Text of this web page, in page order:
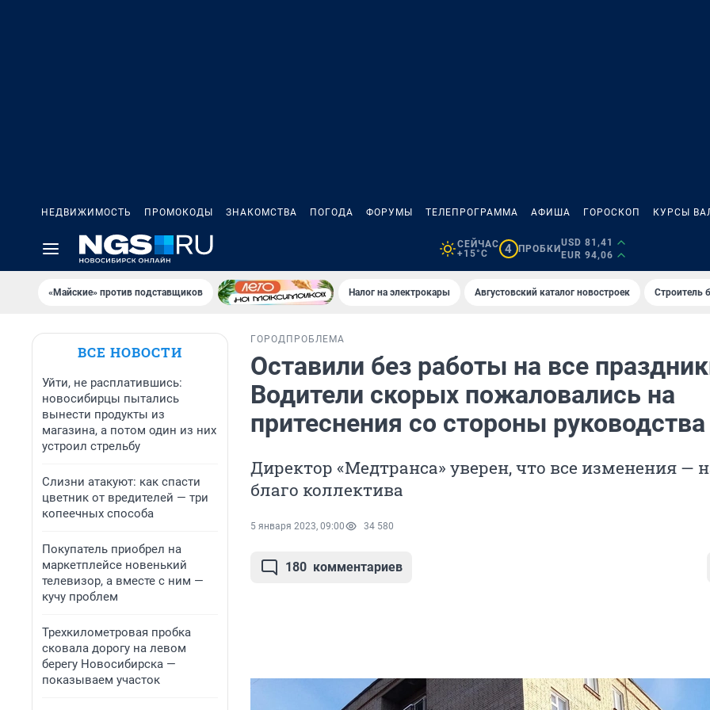
НЕДВИЖИМОСТЬ ПРОМОКОДЫ ЗНАКОМСТВА ПОГОДА ФОРУМЫ ТЕЛЕПРОГРАММА АФИША ГОРОСКОП КУРСЫ
СЕЙЧАС
+15°C
4 ПРОБКИ
USD 81,41
EUR 94,06
«Майские» против подставщиков Налог на электрокары Августовский каталог новостроек Строитель
ВСЕ НОВОСТИ
Уйти, не расплатившись:
новосибирцы пытались
вынести продукты из
магазина, а потом один из них
устроил стрельбу
Слизни атакуют: как спасти
цветник от вредителей — три
копеечных способа
Покупатель приобрел на
маркетплейсе новенький
телевизор, а вместе с ним —
кучу проблем
Трехкилометровая пробка
сковала дорогу на левом
берегу Новосибирска —
показываем участок
ГОРОД ПРОБЛЕМА
Оставили без работы на все
Водители скорых пожаловались на
притеснения со стороны руководства
Директор «Медтранса» уверен, что все изменения —
благо коллектива
5 января 2023, 09:00 34 580
180 комментариев